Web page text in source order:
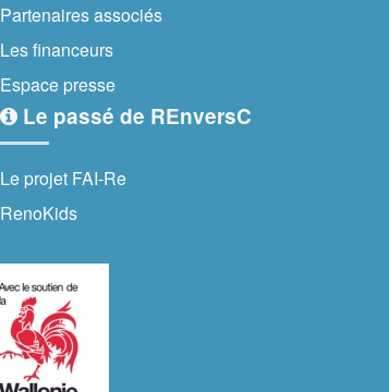
Partenaires associés
Les financeurs
Espace presse
Le passé de REnversC
Le projet FAI-Re
RenoKids